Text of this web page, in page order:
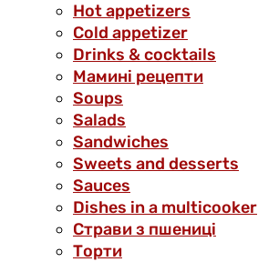
Hot appetizers
Cold appetizer
Drinks & cocktails
Мамині рецепти
Soups
Salads
Sandwiches
Sweets and desserts
Sauces
Dishes in a multicooker
Страви з пшениці
Торти